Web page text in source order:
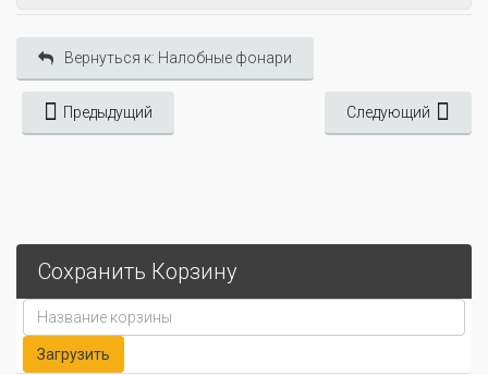
Вернуться к: Налобные фонари
Предыдущий Следующий
Сохранить Корзину